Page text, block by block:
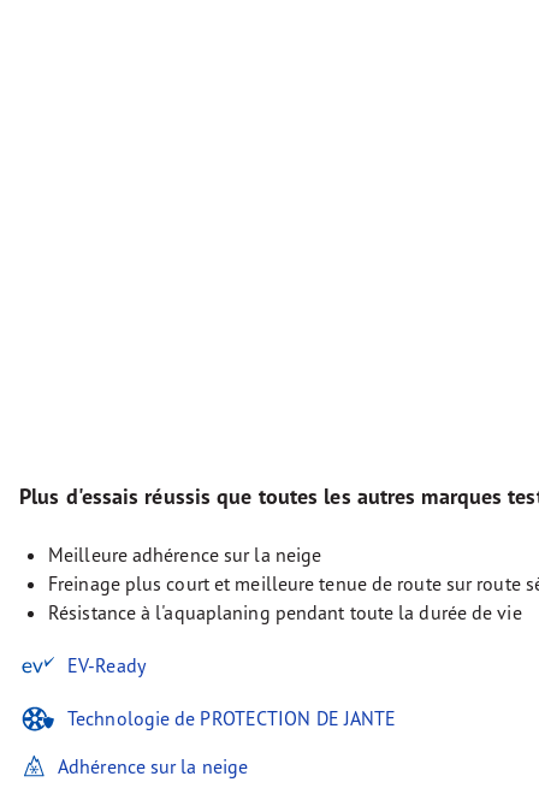
Plus d'essais réussis que toutes les autres marques
Meilleure adhérence sur la neige
Freinage plus court et meilleure tenue de route sur route
Résistance à l'aquaplaning pendant toute la durée de vie
EV-Ready
Technologie de PROTECTION DE JANTE
Adhérence sur la neige